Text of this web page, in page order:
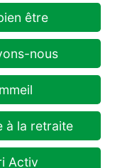
être
nous
à la retraite
Activ